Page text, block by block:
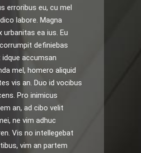
erroribus eu, cu mel
labore. Magna
urbanitas ea ius. Eu
definiebas
accumsan
mel, homero aliquid
vis an. Duo id vocibus
Pro inimicus
an, ad cibo velit
ne vim adhuc
Vis no intellegebat
vim an partem